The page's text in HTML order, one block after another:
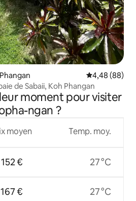
Évaluation
4,48 (88)
de Sabaii, Koh Phangan
moment pour visiter
ngan ?
moyen
152 €
167 €
Temp. moy.
27 °C
27 °C